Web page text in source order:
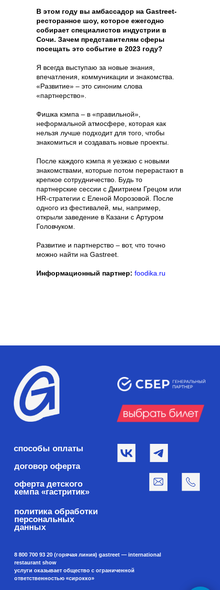
В этом году вы амбассадор на Gastreet-
ресторанное шоу, которое ежегодно
собирает специалистов индустрии в
Сочи. Зачем представителям сферы
посещать это событие в 2023 году?
Я всегда выступаю за новые знания,
впечатления, коммуникации и знакомства.
«Развитие» – это синоним слова
«партнерство».
Фишка кэмпа – в «правильной»,
неформальной атмосфере, которая как
нельзя лучше подходит для того, чтобы
знакомиться и создавать новые проекты.
После каждого кэмпа я уезжаю с новыми
знакомствами, которые потом перерастают в
крепкое сотрудничество. Будь то
партнерские сессии с Дмитрием Грецом или
HR-стратегии с Еленой Морозовой. После
одного из фестивалей, мы, например,
открыли заведение в Казани с Артуром
Головчуком.
Развитие и партнерство – вот, что точно
можно найти на Gastreet.
Информационный партнер: foodika.ru